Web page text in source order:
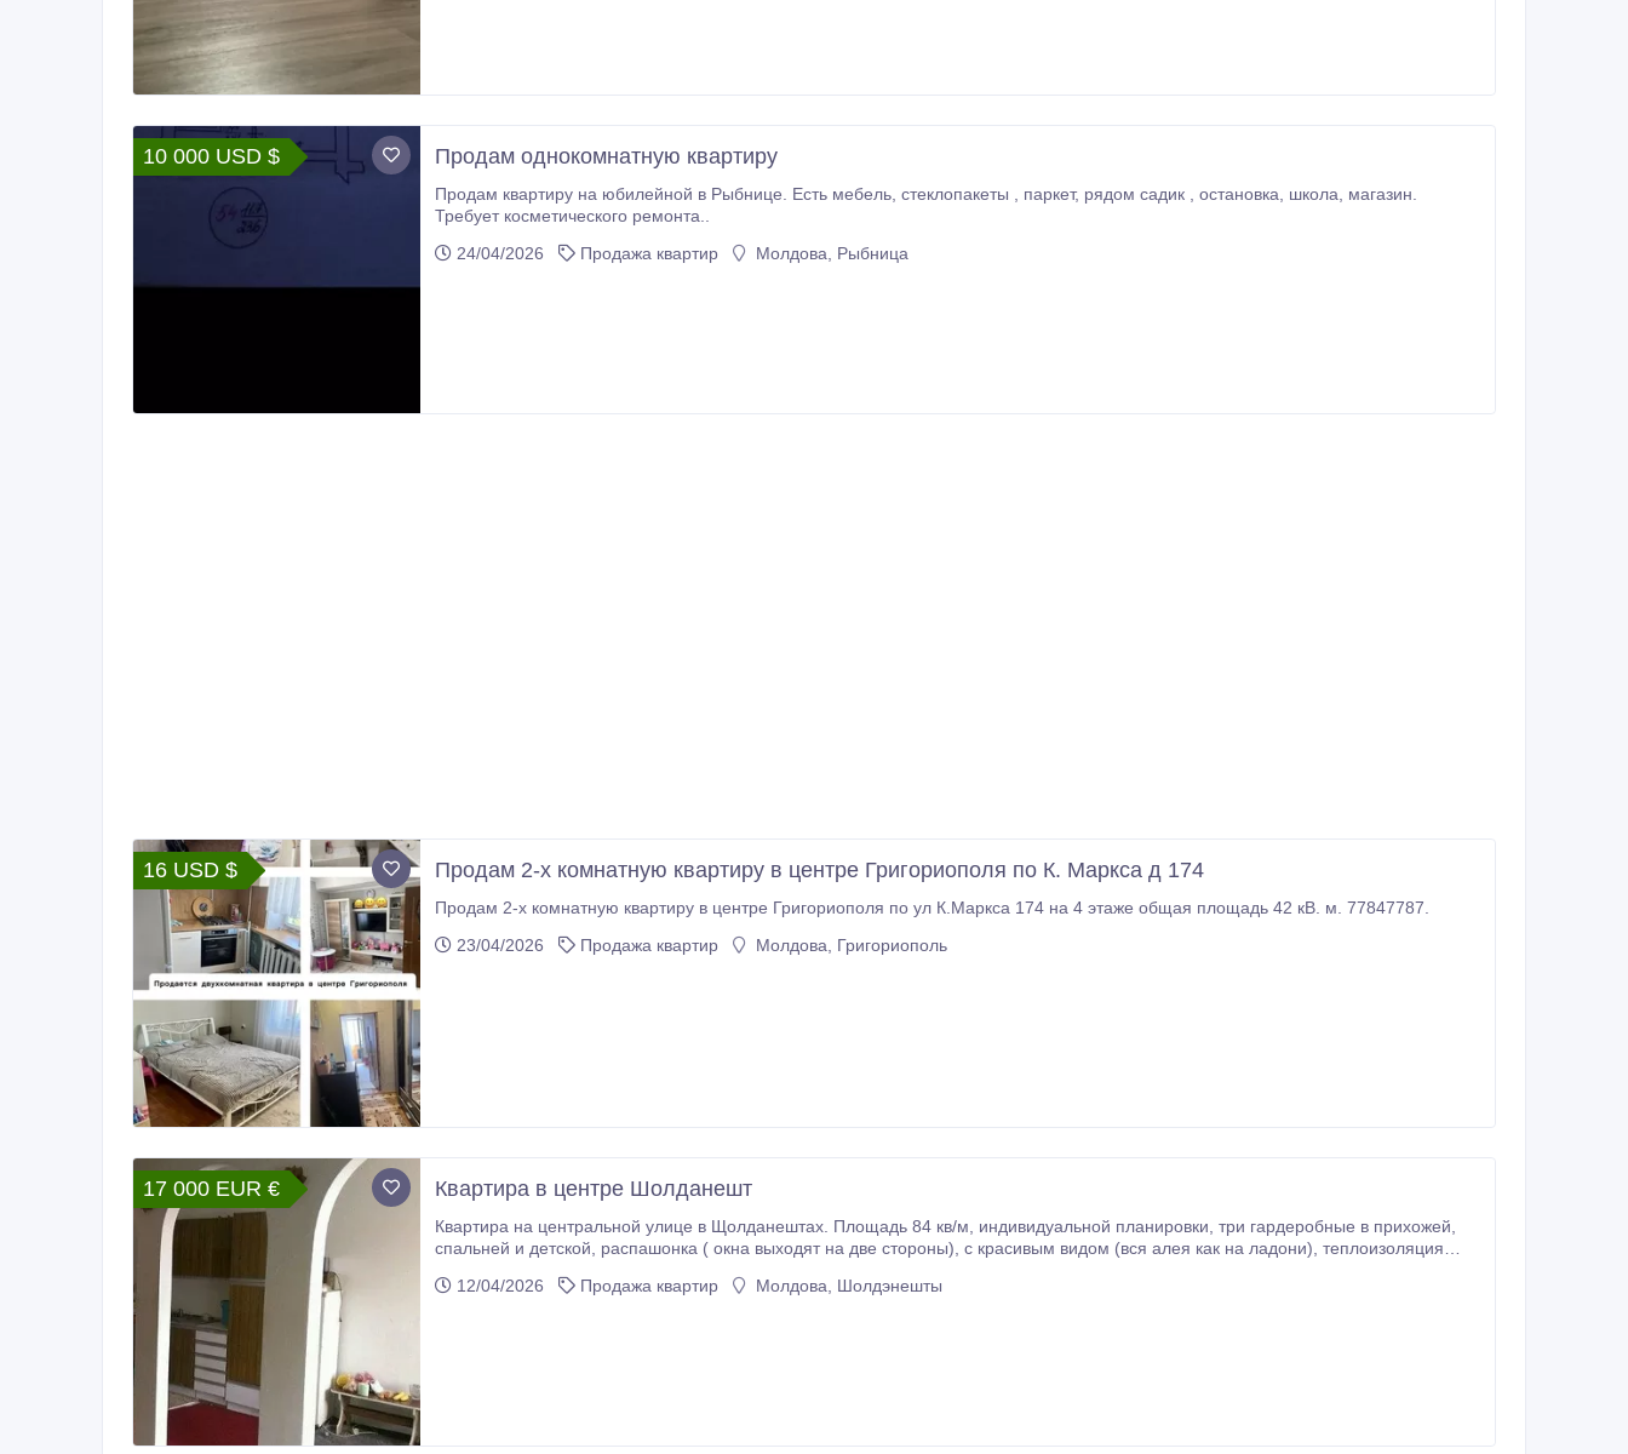
10 000 USD $ Продам однокомнатную квартиру
Продам квартиру на юбилейной в Рыбнице. Есть мебель, стеклопакеты , паркет, рядом садик , остановка, школа, магазин.
Требует косметического ремонта..
24/04/2026
Продажа квартир Молдова, Рыбница
16 USD $ Продам 2-х комнатную квартиру в центре Григориополя по К. Маркса д 174
Продам 2-х комнатную квартиру в центре Григориополя по ул К.Маркса 174 на 4 этаже общая площадь 42 кВ. м. 77847787.
23/04/2026
Продажа квартир Молдова, Григориополь
17 000 EUR € Квартира в центре Шолданешт
Квартира на центральной улице в Щолданештах. Площадь 84 кв/м, индивидуальной планировки, три гардеробные в прихожей,
спальней и детской, распашонка ( окна выходят на две стороны), с красивым видом (вся алея как на ладони), теплоизоляция
12/04/2026 Продажа квартир Молдова, Шолдэнешты